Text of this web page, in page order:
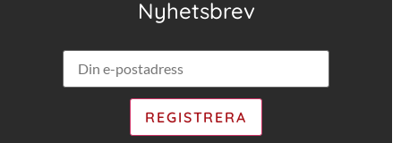
Nyhetsbrev